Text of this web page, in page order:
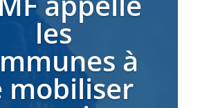
les
à
mobiliser